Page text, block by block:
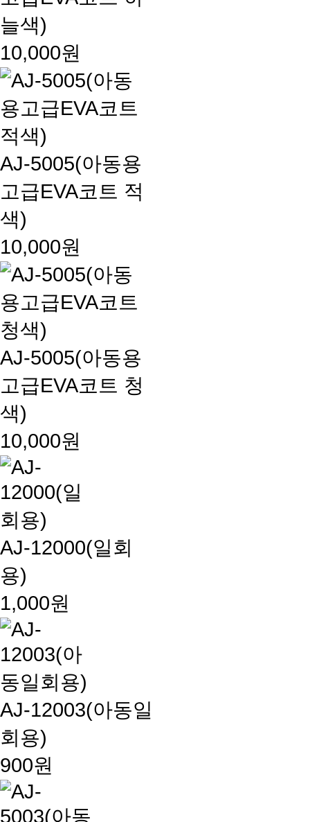
늘색)
10,000원
AJ-5005(아동용
고급EVA코트 적
색)
10,000원
AJ-5005(아동용
고급EVA코트 청
색)
10,000원
AJ-12000(일회
용)
1,000원
AJ-12003(아동일
회용)
900원